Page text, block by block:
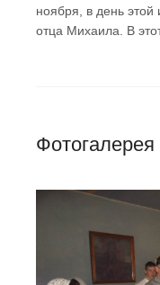
ноября, в день
отца Михаила. В
Фотогалерея